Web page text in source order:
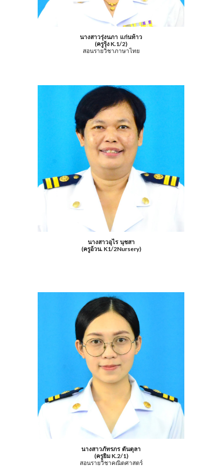
นางสาวรุ่งนภา แก่นท้าว
(ครูรุ้ง K.1/2)
สอนรายวิชาภาษาไทย
นางสาวอุไร นุชสา
(ครูอ้วน. K1/2Nursery)
นางสาวภัทรภร ตันตุลา
(ครูยิม K.2/1)
สอนรายวิชาคณิตศาสตร์